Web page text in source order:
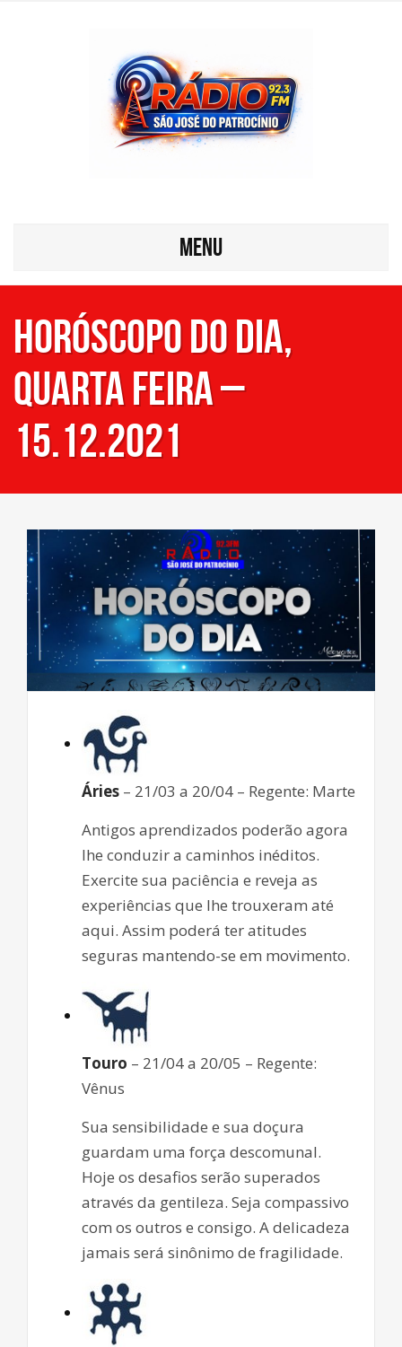
MENU
HORÓSCOPO DO DIA,
QUARTA FEIRA –
15.12.2021
Áries – 21/03 a 20/04 – Regente: Marte
Antigos aprendizados poderão agora
lhe conduzir a caminhos inéditos.
Exercite sua paciência e reveja as
experiências que lhe trouxeram até
aqui. Assim poderá ter atitudes
seguras mantendo-se em movimento.
Touro – 21/04 a 20/05 – Regente:
Vênus
Sua sensibilidade e sua doçura
guardam uma força descomunal.
Hoje os desafios serão superados
através da gentileza. Seja compassivo
com os outros e consigo. A delicadeza
jamais será sinônimo de fragilidade.